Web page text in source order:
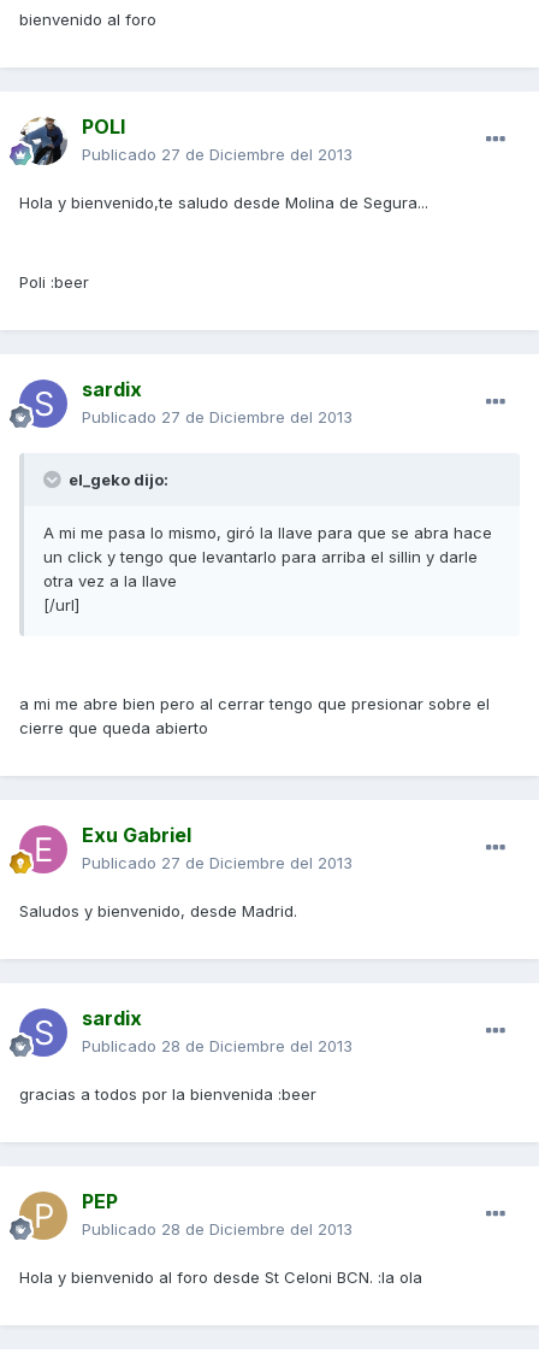
bienvenido al foro
POLI
Publicado 27 de Diciembre del 2013
Hola y bienvenido,te saludo desde Molina de Segura...
Poli :beer
sardix
Publicado 27 de Diciembre del 2013
el_geko dijo:
A mi me pasa lo mismo, giró la llave para que se abra hace
un click y tengo que levantarlo para arriba el sillin y darle
otra vez a la llave
[/url]
a mi me abre bien pero al cerrar tengo que presionar sobre el
cierre que queda abierto
Exu Gabriel
Publicado 27 de Diciembre del 2013
Saludos y bienvenido, desde Madrid.
sardix
Publicado 28 de Diciembre del 2013
gracias a todos por la bienvenida :beer
PEP
Publicado 28 de Diciembre del 2013
Hola y bienvenido al foro desde St Celoni BCN. :la ola